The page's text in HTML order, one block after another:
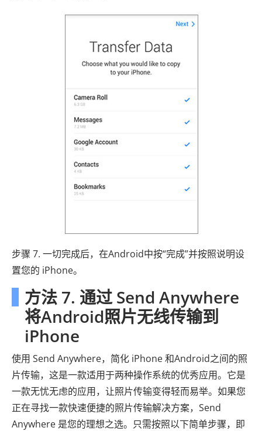
步骤 7. 一切完成后，在Android中按“完成”并按照说明设
置您的 iPhone。
方法 7. 通过 Send Anywhere
将Android照片无线传输到
iPhone
使用 Send Anywhere，简化 iPhone 和Android之间的照
片传输，这是一款适用于两种操作系统的优秀应用。它是
一款无忧无虑的应用，让照片传输变得轻而易举。如果您
正在寻找一款快速便捷的照片传输解决方案，Send
Anywhere 是您的理想之选。只需按照以下简单步骤，即